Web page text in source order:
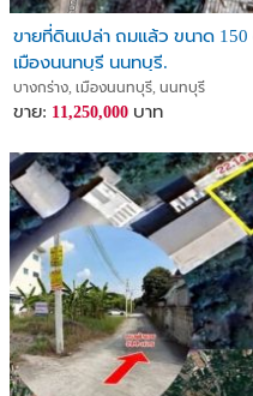
ขายที่ดินเปล่า ถมแล้ว ขนาด
เมืองนนทบุรี นนทบุรี.
บางกร่าง, เมืองนนทบุรี, นนทบุรี
ขาย: 11,250,000 บาท